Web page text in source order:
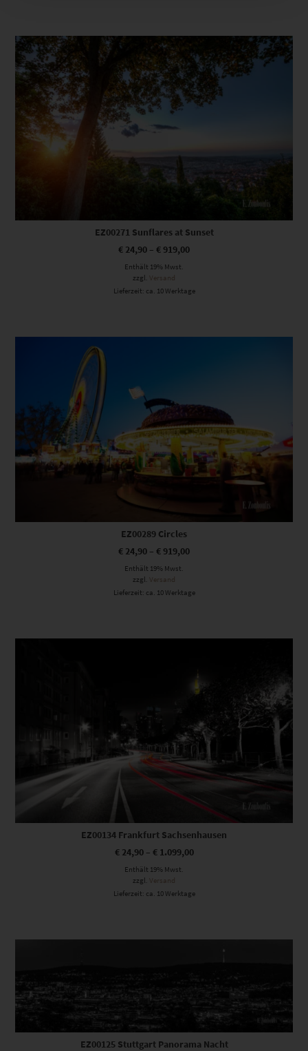
Dieses Produkt weist mehrere Varianten auf. Die Optionen können auf der Produktseite gewählt werden
EZ00271 Sunflares at Sunset
€ 24,90 – € 919,00
Enthält 19% Mwst.
zzgl. Versand
Lieferzeit: ca. 10 Werktage
Dieses Produkt weist mehrere Varianten auf. Die Optionen können auf der Produktseite gewählt werden
EZ00289 Circles
€ 24,90 – € 919,00
Enthält 19% Mwst.
zzgl.
Versand
Lieferzeit: ca. 10 Werktage
Dieses Produkt weist mehrere Varianten auf. Die Optionen können auf der Produktseite gewählt werden
EZ00134 Frankfurt Sachsenhausen
€24,90– €1.099,00
Enthält 19% Mwst.
zzgl. Versand
Lieferzeit: ca. 10 Werktage
Dieses Produkt weist mehrere Varianten auf. Die Optionen können auf der Produktseite gewählt werden
EZ00125 Stuttgart Panorama Nacht